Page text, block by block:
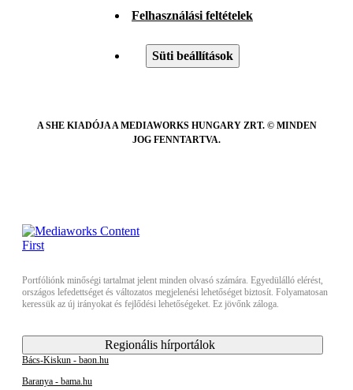
Felhasználási feltételek
Süti beállítások
A SHE KIADÓJA A MEDIAWORKS HUNGARY ZRT. © MINDEN
JOG FENNTARTVA.
Portfóliónk minőségi tartalmat jelent minden olvasó számára. Egyedülálló elérést,
országos lefedettséget és változatos megjelenési lehetőséget biztosít. Folyamatosan
keressük az új irányokat és fejlődési lehetőségeket. Ez jövőnk záloga.
Regionális hírportálok
Bács-Kiskun - baon.hu
Baranya - bama.hu